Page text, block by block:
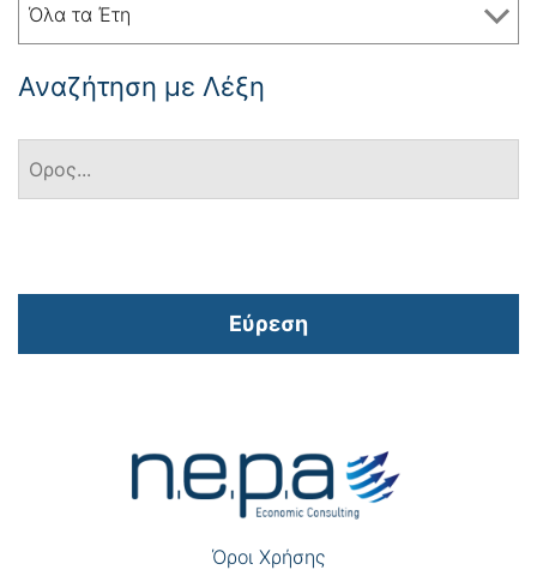
Όλα τα Έτη
Αναζήτηση με Λέξη
Εύρεση
Όροι Χρήσης